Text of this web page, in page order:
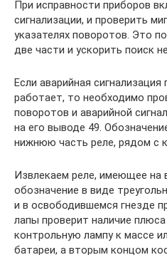
При исправности приборов
сигнализации, и проверить
указателях поворотов. Это
две части и ускорить поиск
Если аварийная сигнализация
работает, то необходимо
поворотов и аварийной
на его выводе 49.
нижнюю часть реле, рядом с
Извлекаем реле, имеющее на
обозначение в виде
и в освободившемся гнезде
лапы проверит наличие
контрольную лампу к массе
батареи, а вторым концом